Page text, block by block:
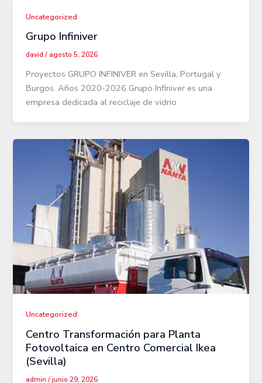
Uncategorized
Grupo Infiniver
david/agosto 5, 2026
Proyectos GRUPO INFINIVER en Sevilla, Portugal y
Burgos. Años 2020-2026 Grupo Infiniver es una
empresa dedicada al reciclaje de vidrio
Uncategorized
Centro Transformación para Planta
Fotovoltaica en Centro Comercial Ikea
(Sevilla)
admin/junio 29, 2026